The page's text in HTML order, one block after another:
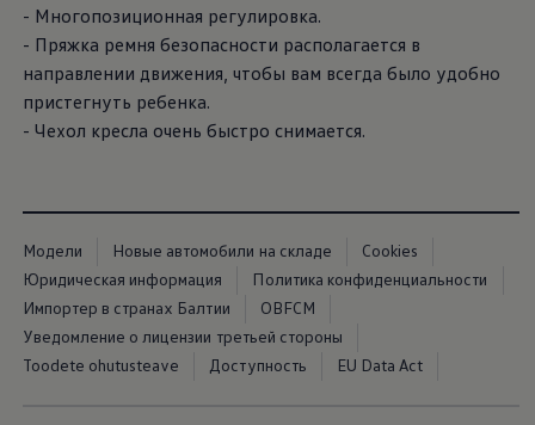
- Многопозиционная регулировка.
- Пряжка ремня безопасности располагается в
направлении движения, чтобы вам всегда было удобно
пристегнуть ребенка.
- Чехол кресла очень быстро снимается.
Модели Новые автомобили на складе
Cookies
Юридическая информация
Политика конфиденциальности
Импортер в странах Балтии
OBFCM
Уведомление о лицензии третьей стороны
Toodete ohutusteave
Доступность EU Data Act